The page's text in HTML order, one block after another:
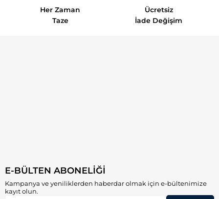
Her Zaman
Taze
Ücretsiz
İade Değişim
E-BÜLTEN ABONELİĞİ
Kampanya ve yeniliklerden haberdar olmak için e-bültenimize
kayıt olun.